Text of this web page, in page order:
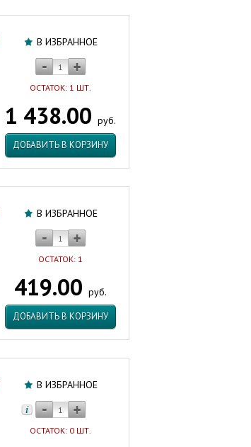
В ИЗБРАННОЕ
ОСТАТОК: 1 ШТ.
1 438.00 руб.
ДОБАВИТЬ В КОРЗИНУ
В ИЗБРАННОЕ
ОСТАТОК: 1
419.00 руб.
ДОБАВИТЬ В КОРЗИНУ
В ИЗБРАННОЕ
ОСТАТОК: 0 ШТ.